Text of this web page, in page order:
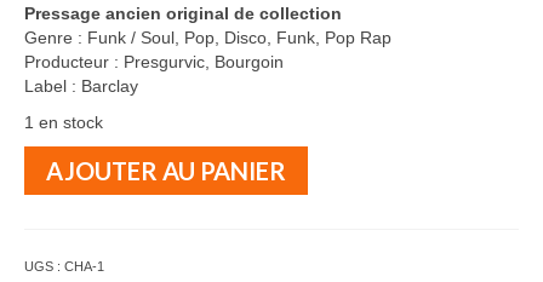
Pressage ancien original de collection
Genre : Funk / Soul, Pop, Disco, Funk, Pop Rap
Producteur : Presgurvic, Bourgoin
Label : Barclay
1 en stock
AJOUTER AU PANIER
UGS : CHA-1